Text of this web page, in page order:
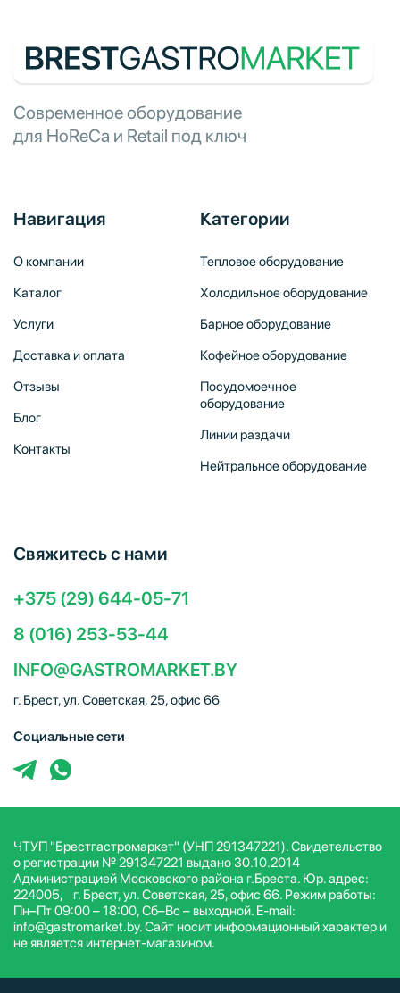
Современное оборудование
для HoReCa и Retail под ключ
Навигация
О компании
Каталог
Услуги
Доставка и оплата
Отзывы
Блог
Контакты
Категории
Тепловое оборудование
Холодильное оборудование
Барное оборудование
Кофейное оборудование
Посудомоечное
оборудование
Линии раздачи
Нейтральное оборудование
Свяжитесь с нами
+375 (29) 644-05-71
8 (016) 253-53-44
INFO@GASTROMARKET.BY
г. Брест, ул. Советская, 25, офис 66
Социальные сети
ЧТУП "Брестгастромаркет" (УНП 291347221). Свидетельство
о регистрации № 291347221 выдано 30.10.2014
Администрацией Московского района г.Бреста. Юр. адрес:
224005, г. Брест, ул. Советская, 25, офис 66. Режим работы:
Пн–Пт 09:00 – 18:00, Сб–Вс – выходной. E-mail:
info@gastromarket.by. Сайт носит информационный характер и
не является интернет-магазином.